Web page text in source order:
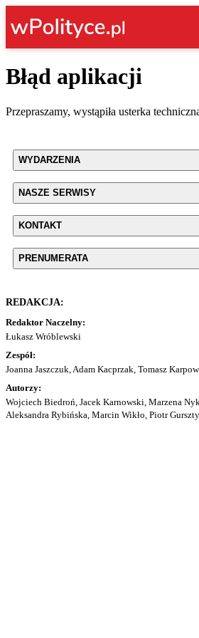
Błąd aplikacji
Przepraszamy, wystąpiła usterka
WYDARZENIA
NASZE SERWISY
KONTAKT
PRENUMERATA
REDAKCJA:
Redaktor Naczelny:
Łukasz Wróblewski
Zespół:
Joanna Jaszczuk, Adam Kacprzak, Tomasz
Autorzy:
Wojciech Biedroń, Jacek Karnowski, Marzena
Aleksandra Rybińska, Marcin Wikło, Piotr